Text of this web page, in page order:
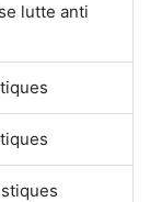
lutte anti